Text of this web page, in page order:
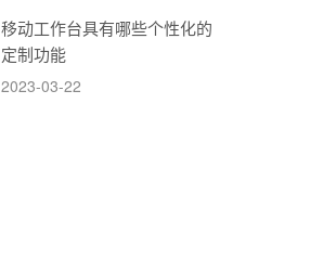
移动工作台具有哪些个性化的
定制功能
2023-03-22